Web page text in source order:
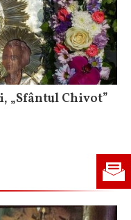
„Sfântul Chivot”